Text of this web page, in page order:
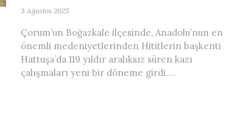
3 Ağustos 2025
Çorum’un Boğazkale ilçesinde, Anadolu’nun en
önemli medeniyetlerinden Hititlerin başkenti
Hattuşa’da 119 yıldır aralıksız süren kazı
çalışmaları yeni bir döneme girdi....